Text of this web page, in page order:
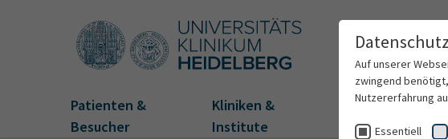
Patienten &
Besucher
Kliniken &
Institute
Auf unserer
zwingend
Nutzererfahrung
Essentiell